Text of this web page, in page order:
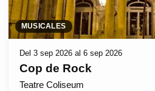
MUSICALES
Del 3 sep 2026 al 6 sep 2026
Cop de Rock
Teatre Coliseum